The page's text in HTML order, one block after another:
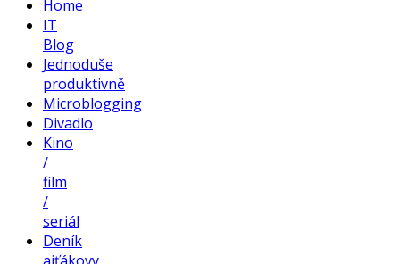
Home
IT
Blog
Jednoduše
produktivně
Microblogging
Divadlo
Kino
/
film
/
seriál
Deník